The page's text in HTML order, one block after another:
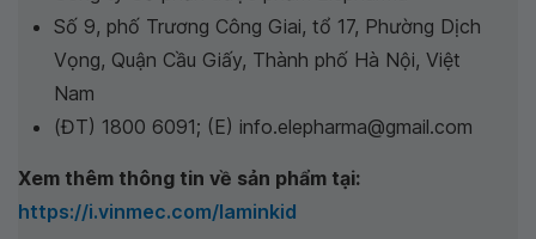
Số 9, phố Trương Công Giai, tổ 17, Phường Dịch
Vọng, Quận Cầu Giấy, Thành phố Hà Nội, Việt
Nam
(ĐT) 1800 6091; (E) info.elepharma@gmail.com
Xem thêm thông tin về sản phẩm tại:
https://i.vinmec.com/laminkid